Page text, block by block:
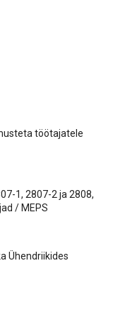
töötajatele
1, 2807-2 ja 2808,
/ MEPS
Ühendriikides